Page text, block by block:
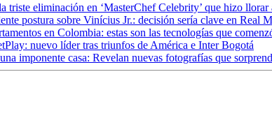
triste eliminación en ‘MasterChef Celebrity’ que hizo
postura sobre Vinícius Jr.: decisión sería clave en Real
en Colombia: estas son las tecnologías que
nuevo líder tras triunfos de América e Inter Bogotá
imponente casa: Revelan nuevas fotografías que